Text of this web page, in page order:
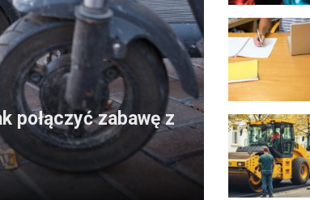
połączyć zabawę z